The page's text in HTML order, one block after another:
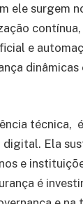
ele surgem
e
técnica,
Ela
e
é